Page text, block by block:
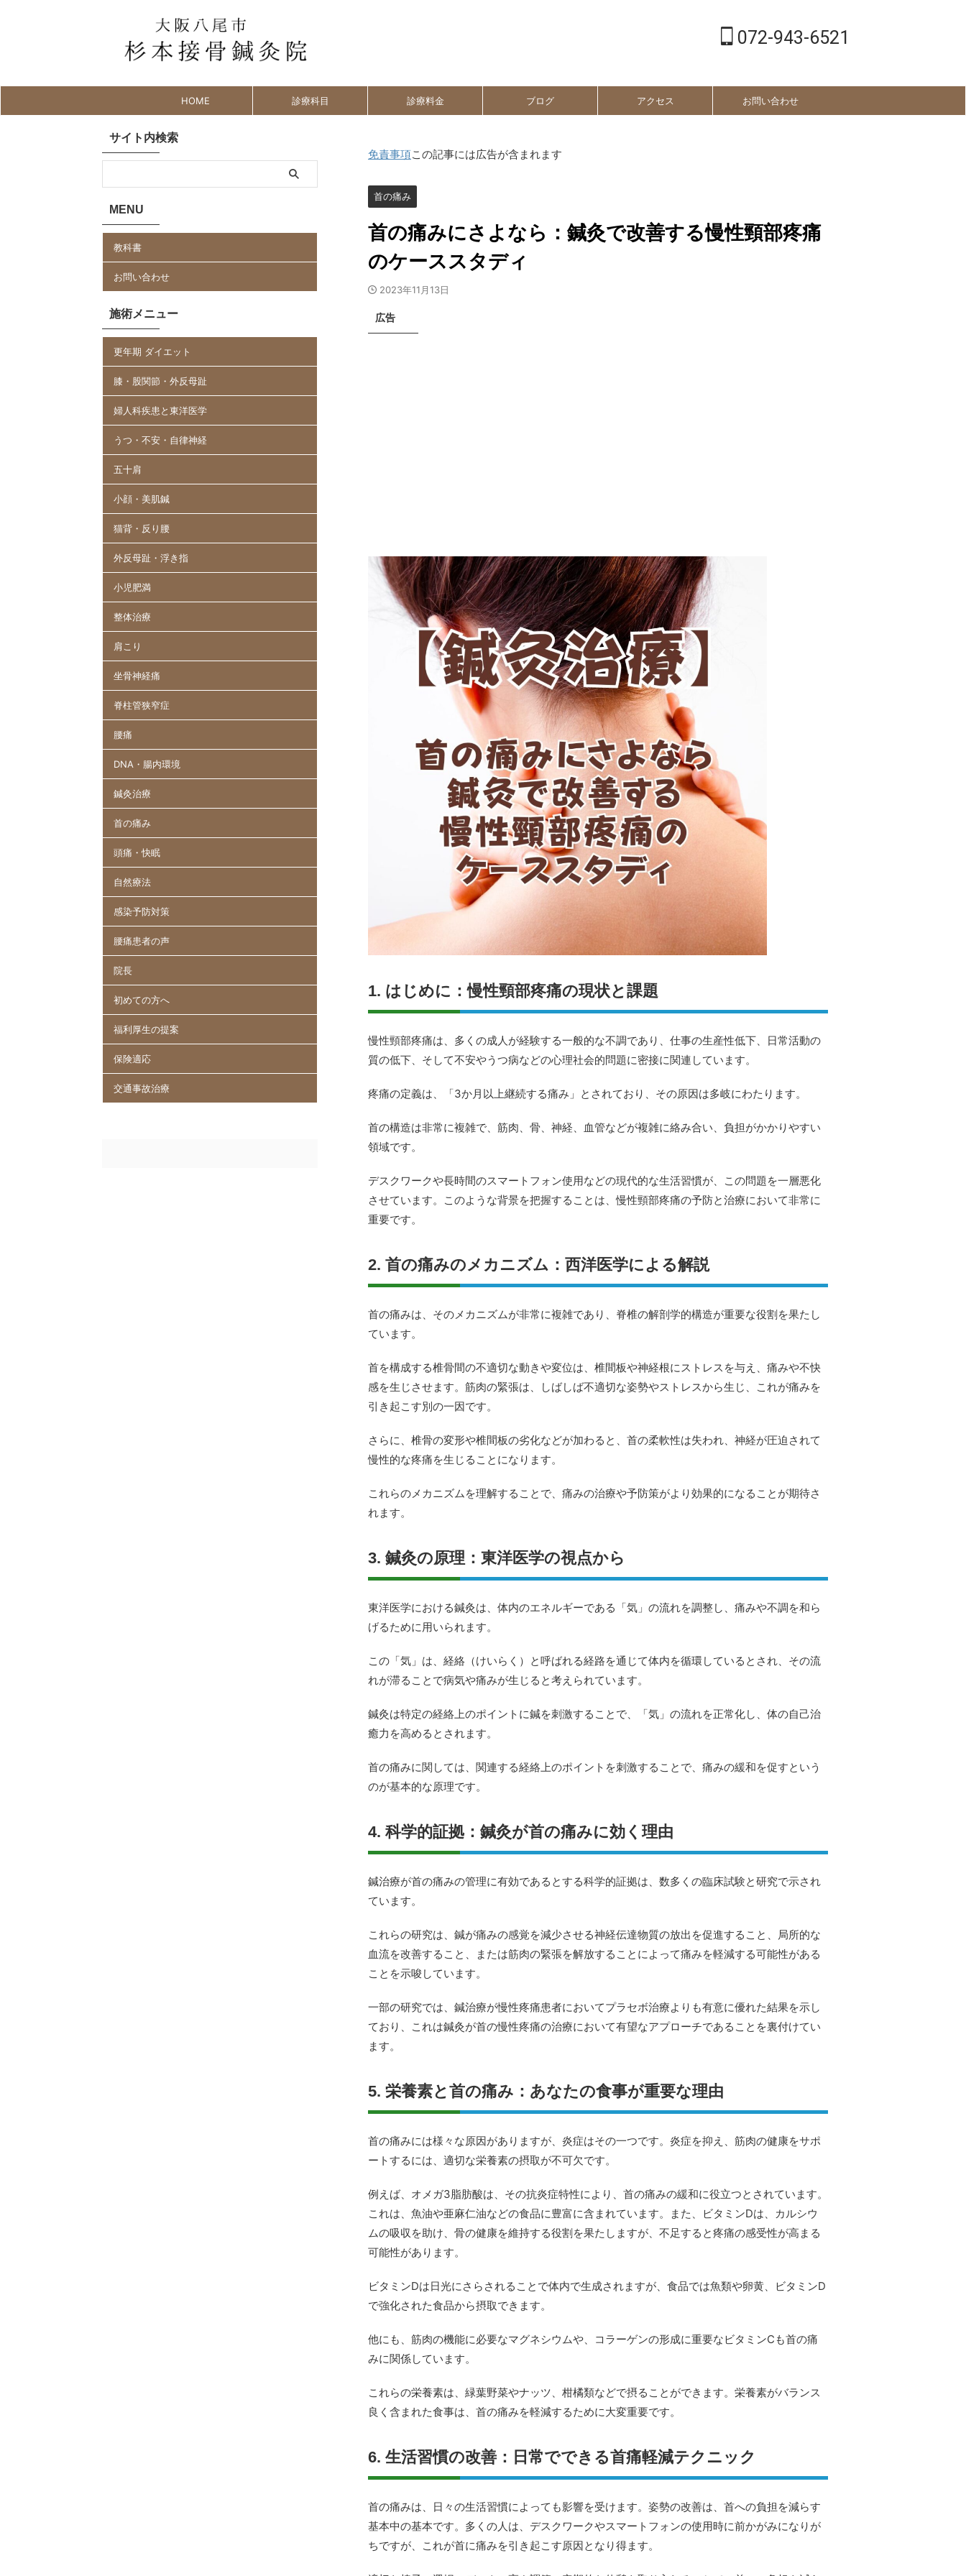
072-943-6521
HOME 診療科目 診療料金 ブログ アクセス お問い合わせ
免責事項この記事には広告が含まれます
首の痛み
首の痛みにさよなら：鍼灸で改善する慢性頸部疼痛
のケーススタディ
2023年11月13日
広告
1. はじめに：慢性頸部疼痛の現状と課題
慢性頸部疼痛は、多くの成人が経験する一般的な不調であり、仕事の生産性低下、日常活動の
質の低下、そして不安やうつ病などの心理社会的問題に密接に関連しています。
疼痛の定義は、「3か月以上継続する痛み」とされており、その原因は多岐にわたります。
首の構造は非常に複雑で、筋肉、骨、神経、血管などが複雑に絡み合い、負担がかかりやすい
領域です。
デスクワークや長時間のスマートフォン使用などの現代的な生活習慣が、この問題を一層悪化
させています。このような背景を把握することは、慢性頸部疼痛の予防と治療において非常に
重要です。
2. 首の痛みのメカニズム：西洋医学による解説
首の痛みは、そのメカニズムが非常に複雑であり、脊椎の解剖学的構造が重要な役割を果たし
ています。
首を構成する椎骨間の不適切な動きや変位は、椎間板や神経根にストレスを与え、痛みや不快
感を生じさせます。筋肉の緊張は、しばしば不適切な姿勢やストレスから生じ、これが痛みを
引き起こす別の一因です。
さらに、椎骨の変形や椎間板の劣化などが加わると、首の柔軟性は失われ、神経が圧迫されて
慢性的な疼痛を生じることになります。
これらのメカニズムを理解することで、痛みの治療や予防策がより効果的になることが期待さ
れます。
3. 鍼灸の原理：東洋医学の視点から
東洋医学における鍼灸は、体内のエネルギーである「気」の流れを調整し、痛みや不調を和ら
げるために用いられます。
この「気」は、経絡（けいらく）と呼ばれる経路を通じて体内を循環しているとされ、その流
れが滞ることで病気や痛みが生じると考えられています。
鍼灸は特定の経絡上のポイントに鍼を刺激することで、「気」の流れを正常化し、体の自己治
癒力を高めるとされます。
首の痛みに関しては、関連する経絡上のポイントを刺激することで、痛みの緩和を促すという
のが基本的な原理です。
4. 科学的証拠：鍼灸が首の痛みに効く理由
鍼治療が首の痛みの管理に有効であるとする科学的証拠は、数多くの臨床試験と研究で示され
ています。
これらの研究は、鍼が痛みの感覚を減少させる神経伝達物質の放出を促進すること、局所的な
血流を改善すること、または筋肉の緊張を解放することによって痛みを軽減する可能性がある
ことを示唆しています。
一部の研究では、鍼治療が慢性疼痛患者においてプラセボ治療よりも有意に優れた結果を示し
ており、これは鍼灸が首の慢性疼痛の治療において有望なアプローチであることを裏付けてい
ます。
5. 栄養素と首の痛み：あなたの食事が重要な理由
首の痛みには様々な原因がありますが、炎症はその一つです。炎症を抑え、筋肉の健康をサポ
ートするには、適切な栄養素の摂取が不可欠です。
例えば、オメガ3脂肪酸は、その抗炎症特性により、首の痛みの緩和に役立つとされています。
これは、魚油や亜麻仁油などの食品に豊富に含まれています。また、ビタミンDは、カルシウ
ムの吸収を助け、骨の健康を維持する役割を果たしますが、不足すると疼痛の感受性が高まる
可能性があります。
ビタミンDは日光にさらされることで体内で生成されますが、食品では魚類や卵黄、ビタミンD
で強化された食品から摂取できます。
他にも、筋肉の機能に必要なマグネシウムや、コラーゲンの形成に重要なビタミンCも首の痛
みに関係しています。
これらの栄養素は、緑葉野菜やナッツ、柑橘類などで摂ることができます。栄養素がバランス
良く含まれた食事は、首の痛みを軽減するために大変重要です。
6. 生活習慣の改善：日常でできる首痛軽減テクニック
首の痛みは、日々の生活習慣によっても影響を受けます。姿勢の改善は、首への負担を減らす
基本中の基本です。多くの人は、デスクワークやスマートフォンの使用時に前かがみになりが
ちですが、これが首に痛みを引き起こす原因となり得ます。
サイト内検索
MENU
教科書
お問い合わせ
施術メニュー
更年期 ダイエット
膝・股関節・外反母趾
婦人科疾患と東洋医学
うつ・不安・自律神経
五十肩
小顔・美肌鍼
猫背・反り腰
外反母趾・浮き指
小児肥満
整体治療
肩こり
坐骨神経痛
脊柱管狭窄症
腰痛
DNA・腸内環境
鍼灸治療
首の痛み
頭痛・快眠
自然療法
感染予防対策
腰痛患者の声
院長
初めての方へ
福利厚生の提案
保険適応
交通事故治療